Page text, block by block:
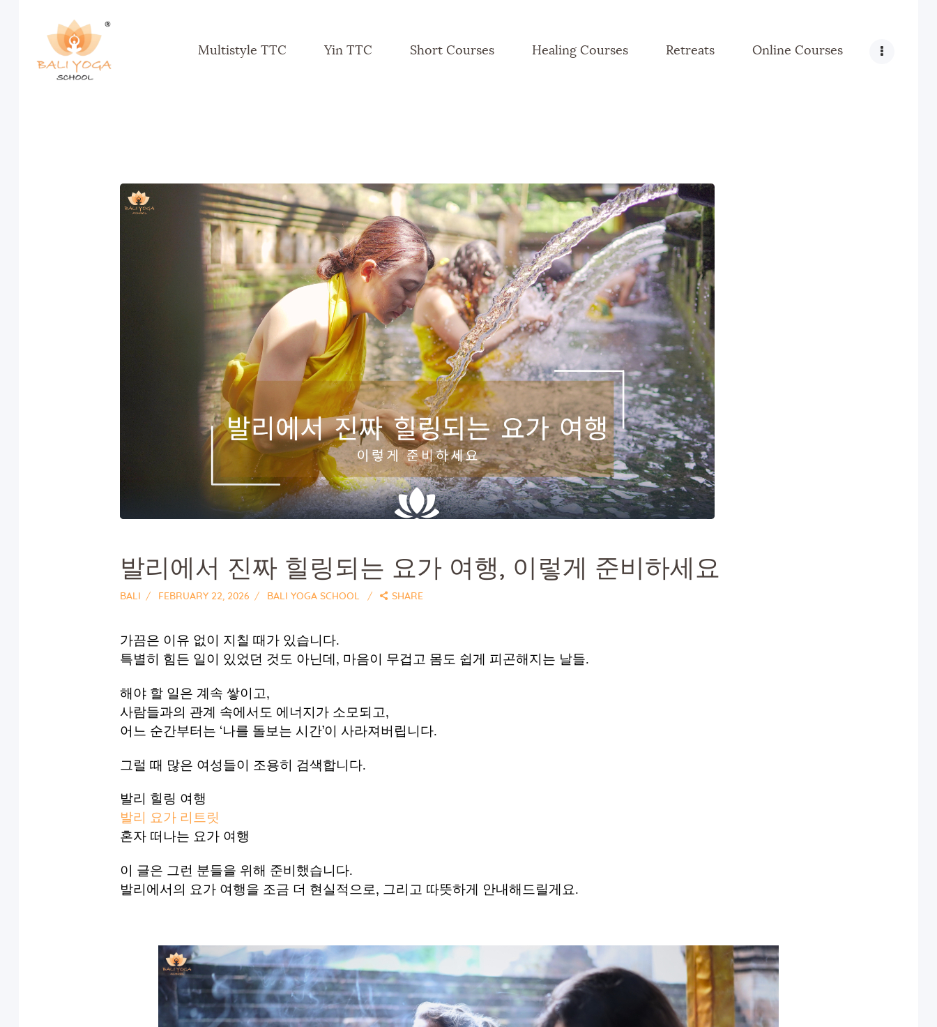
Multistyle TTC Yin TTC Short Courses Healing Courses Retreats Online Courses
발리에서 진짜 힐링되는 요가 여행, 이렇게 준비하세요
BALI FEBRUARY 22, 2026 BALI YOGA SCHOOL SHARE
가끔은 이유 없이 지칠 때가 있습니다.
특별히 힘든 일이 있었던 것도 아닌데, 마음이 무겁고 몸도 쉽게 피곤해지는 날들.
해야 할 일은 계속 쌓이고,
사람들과의 관계 속에서도 에너지가 소모되고,
어느 순간부터는 ‘나를 돌보는 시간’이 사라져버립니다.
그럴 때 많은 여성들이 조용히 검색합니다.
발리 힐링 여행
발리 요가 리트릿
혼자 떠나는 요가 여행
이 글은 그런 분들을 위해 준비했습니다.
발리에서의 요가 여행을 조금 더 현실적으로, 그리고 따뜻하게 안내해드릴게요.